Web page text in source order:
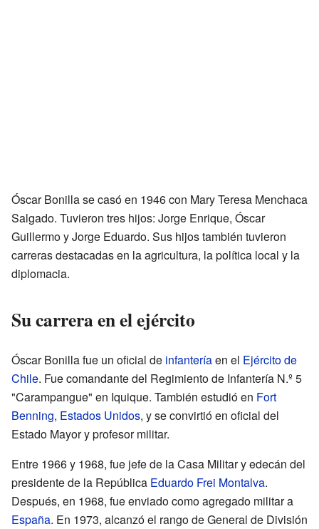
Óscar Bonilla se casó en 1946 con Mary Teresa Menchaca
Salgado. Tuvieron tres hijos: Jorge Enrique, Óscar
Guillermo y Jorge Eduardo. Sus hijos también tuvieron
carreras destacadas en la agricultura, la política local y la
diplomacia.
Su carrera en el ejército
Óscar Bonilla fue un oficial de infanteríaen el Ejército de
Chile. Fue comandante del Regimiento de Infantería N.º 5
"Carampangue" en Iquique. También estudió en Fort
Benning, Estados Unidos, y se convirtió en oficial del
Estado Mayor y profesor militar.
Entre 1966 y 1968, fue jefe de la Casa Militar y edecán del
presidente de la República Eduardo Frei Montalva.
Después, en 1968, fue enviado como agregado militar a
España. En 1973, alcanzó el rango de General de División